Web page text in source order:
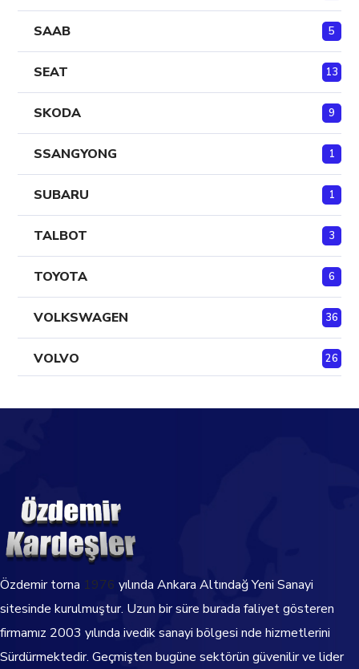
SAAB 5
SEAT 13
SKODA 9
SSANGYONG 1
SUBARU 1
TALBOT 3
TOYOTA 6
VOLKSWAGEN 36
VOLVO 26
Özdemir torna 1976 yılında Ankara Altındağ Yeni Sanayi
sitesinde kurulmuştur. Uzun bir süre burada faliyet gösteren
firmamız 2003 yılında ivedik sanayi bölgesi nde hizmetlerini
Sürdürmektedir. Geçmişten bugüne sektörün güvenilir ve lider